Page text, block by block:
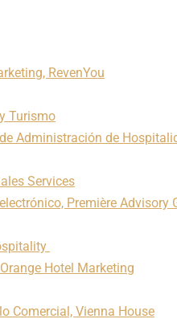
RevenYou
Turismo
Administración de
Services
Première Advisory
Hotel Marketing
Comercial, Vienna House